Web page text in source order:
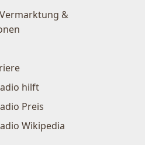
&
hilft
Preis
Wikipedia